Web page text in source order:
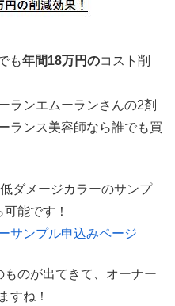
も年間18万円のコスト削
ランエムーランさんの2剤
ランス美容師なら誰でも買
ダメージカラーのサンプ
能です！
サンプル申込みページ
のが出てきて、オーナー
すね！